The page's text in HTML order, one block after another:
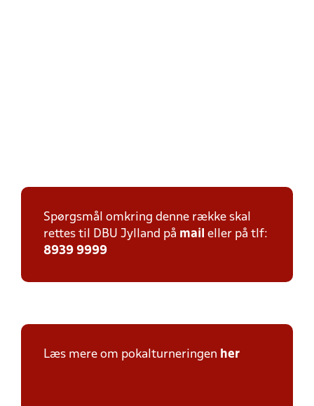
Spørgsmål omkring denne række skal
rettes til DBU Jylland på mail eller på tlf:
8939 9999
Læs mere om pokalturneringen her